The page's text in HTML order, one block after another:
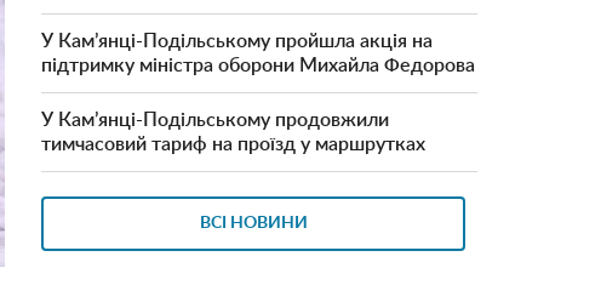
У Кам’янці-Подільському пройшла акція на
підтримку міністра оборони Михайла Федорова
У Кам’янці-Подільському продовжили
тимчасовий тариф на проїзд у маршрутках
ВСІ НОВИНИ